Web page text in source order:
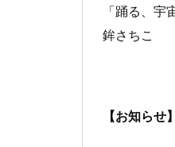
「踊る、
鉾さちこ
【お知らせ】